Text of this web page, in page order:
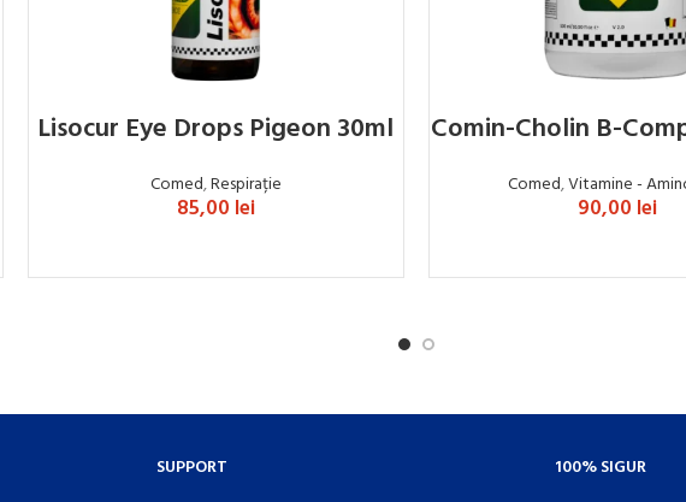
Lisocur Eye Drops Pigeon 30ml
Comed,Respirație
85,00 lei
Comin-Cholin B-
Comed,Vitamine -
90,00 lei
SUPPORT 100% SIGUR